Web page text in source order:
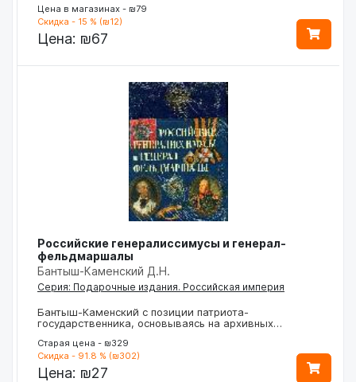
Цена в магазинах - ₪79
Скидка - 15 % (₪12)
Цена: ₪67
Российские генералиссимусы и генерал-
фельдмаршалы
Бантыш-Каменский Д.Н.
Серия: Подарочные издания. Российская империя
Бантыш-Каменский с позиции патриота-
государственника, основываясь на архивных…
Старая цена - ₪329
Скидка - 91.8 % (₪302)
Цена: ₪27